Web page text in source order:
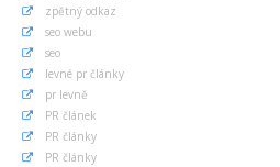
zpětný odkaz
seo webu
seo
levné pr články
pr levně
PR článek
PR články
PR články